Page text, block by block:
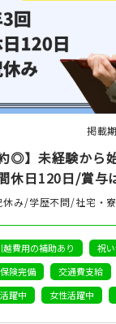
掲載
約◎】未経験から
休日120日/賞与
休み/学歴不問/社宅・
越費用の補助あり
祝
険完備 交通費支給
躍中 女性活躍中